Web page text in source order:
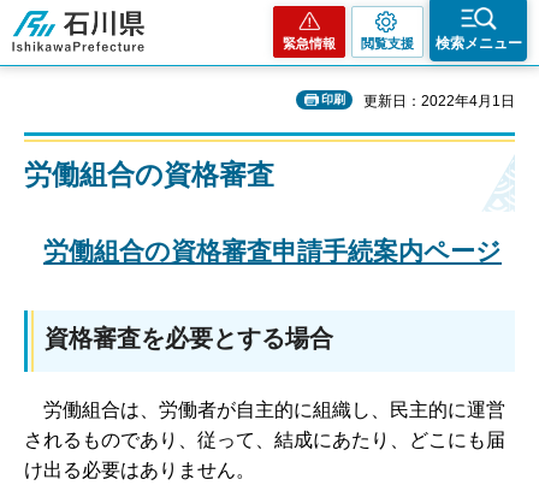
石川県
緊急情報 閲覧支援 検索メニュー
印刷 更新日：2022年4月1日
労働組合の資格審査
労働組合の資格審査申請手続案内ページ
資格審査を必要とする場合
労働組合は、労働者が自主的に組織し、民主的に運営
されるものであり、従って、結成にあたり、どこにも届
け出る必要はありません。